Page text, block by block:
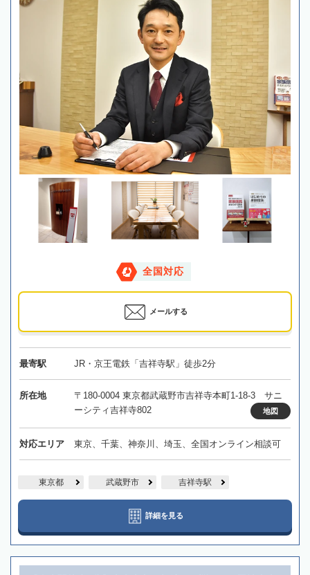
全国対応
メールする
最寄駅 JR・京王電鉄「吉祥寺駅」徒歩2分
所在地
〒180-0004 東京都武蔵野市吉祥寺本町1-18-3 サニ
ーシティ吉祥寺802
地図
対応エリア 東京、千葉、神奈川、埼玉、全国オンライン相談可
東京都 武蔵野市 吉祥寺駅
詳細を見る